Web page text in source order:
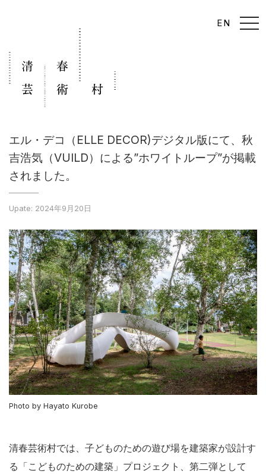
EN
t
o
i
o
n
エル・デコ（ELLE DECOR)デジタル版にて、秋
吉浩気（VUILD）による”ホワイトループ”が掲載
されました。
Upate: 2024年9月20日
Photo by Hayato Kurobe
清春芸術村では、子どものための遊び場を建築家が設計す
る「こどものための建築」プロジェクト、第二弾として